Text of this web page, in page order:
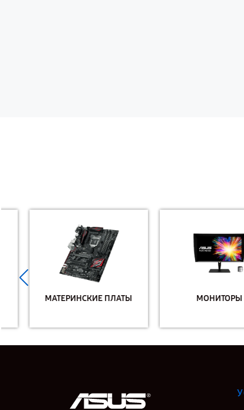
МАТЕРИНСКИЕ ПЛАТЫ МОНИТОРЫ